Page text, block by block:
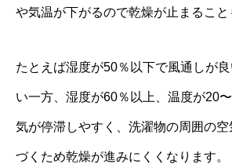
や気温が下がるので乾燥が止まること
たとえば湿度が50％以下で風通しが
い一方、湿度が60％以上、温度が20
気が停滞しやすく、洗濯物の周囲の
づくため乾燥が進みにくくなります。